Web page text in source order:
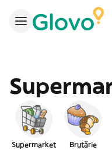
Supermarket Brutărie